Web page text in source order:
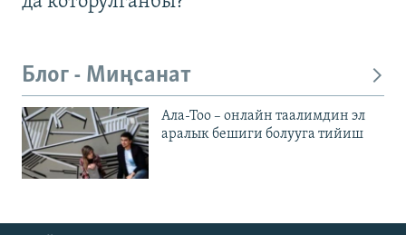
Блог - Миңсанат
Ала-Тоо – онлайн таалимдин эл
аралык бешиги болууга тийиш